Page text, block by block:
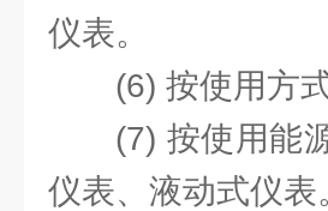
仪表。
(6) 按使用方
(7) 按使用能
仪表、液动式仪表